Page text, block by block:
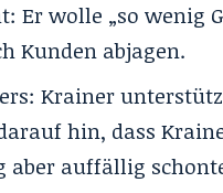
Er wolle „so wenig
Kunden abjagen.
Krainer
hin, dass
aber auffällig